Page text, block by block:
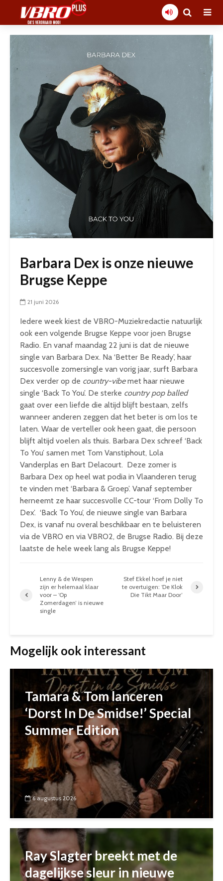
Barbara Dex is onze nieuwe
Brugse Keppe
21 juni 2026
Iedere week kiest de VBRO-Muziekredactie natuurlijk
ook een volgende Brugse Keppe voor joen Brugse
Radio. En vanaf maandag 22 juni is dat de nieuwe
single van Barbara Dex. Na ‘Better Be Ready’, haar
succesvolle zomersingle van vorig jaar, surft Barbara
Dex verder op de country-vibemet haar nieuwe
single ‘Back To You’. De sterke country pop balled
gaat over een liefde die altijd blijft bestaan, zelfs
wanneer anderen zeggen dat het beter is om los te
laten. Waar de verteller ook heen gaat, die persoon
blijft altijd voelen als thuis. Barbara Dex schreef ‘Back
To You’ samen met Tom Vanstiphout, Lola
Vanderplas en Bart Delacourt. Deze zomer is
Barbara Dex op heel wat podia in Vlaanderen terug
te vinden met ‘Barbara & Groep’. Vanaf september
herneemt ze haar succesvolle CC-tour ‘From Dolly To
Dex’. ‘Back To You’, de nieuwe single van Barbara
Dex, is vanaf nu overal beschikbaar en te beluisteren
via de VBRO en via VBRO2, de Brugse Radio. Bij deze
laatste de hele week lang als Brugse Keppe!
Lenny & de Wespen
zijn er helemaal klaar
voor – ‘Op
Zomerdagen’ is nieuwe
single
Stef Ekkel hoef je niet
te overtuigen: ‘De Klok
Die Tikt Maar Door’
Mogelijk ook interessant
Tamara & Tom lanceren
‘Dorst In De Smidse!’ Special
Summer Edition
6 augustus 2026
Ray Slagter breekt met de
dagelijkse sleur in nieuwe